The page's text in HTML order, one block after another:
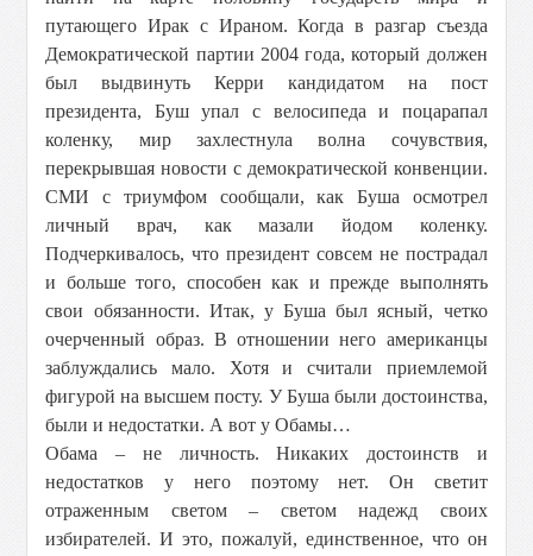
путающего Ирак с Ираном. Когда в разгар съезда
Демократической партии 2004 года, который должен
был выдвинуть Керри кандидатом на пост
президента, Буш упал с велосипеда и поцарапал
коленку, мир захлестнула волна сочувствия,
перекрывшая новости с демократической конвенции.
СМИ с триумфом сообщали, как Буша осмотрел
личный врач, как мазали йодом коленку.
Подчеркивалось, что президент совсем не пострадал
и больше того, способен как и прежде выполнять
свои обязанности. Итак, у Буша был ясный, четко
очерченный образ. В отношении него американцы
заблуждались мало. Хотя и считали приемлемой
фигурой на высшем посту. У Буша были достоинства,
были и недостатки. А вот у Обамы…
Обама – не личность. Никаких достоинств и
недостатков у него поэтому нет. Он светит
отраженным светом – светом надежд своих
избирателей. И это, пожалуй, единственное, что он